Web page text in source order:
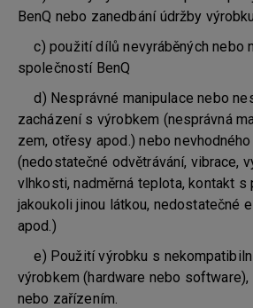
BenQ nebo zanedbání údržby
c) použití dílů nevyráběných nebo
společností BenQ
d) Nesprávné manipulace nebo
zacházení s výrobkem (nesprávná
zem, otřesy apod.) nebo
(nedostatečné odvětrávání, vibrace,
vlhkosti, nadměrná teplota, kontakt s
jakoukoli jinou látkou, nedostatečné
apod.)
e) Použití výrobku s
výrobkem (hardware nebo
nebo zařízením.